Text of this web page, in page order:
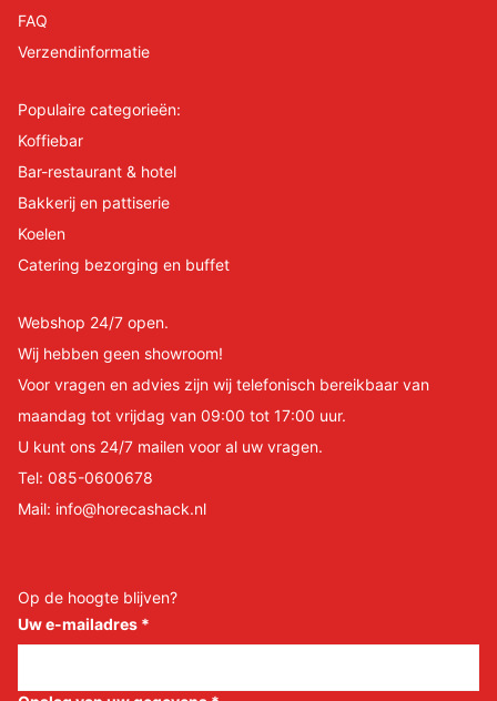
FAQ
Verzendinformatie
Populaire categorieën:
Koffiebar
Bar-restaurant & hotel
Bakkerij en pattiserie
Koelen
Catering bezorging en buffet
Webshop 24/7 open.
Wij hebben geen showroom!
Voor vragen en advies zijn wij telefonisch bereikbaar van
maandag tot vrijdag van 09:00 tot 17:00 uur.
U kunt ons 24/7 mailen voor al uw vragen.
Tel: 085-0600678
Mail: info@horecashack.nl
Op de hoogte blijven?
Uw e-mailadres *